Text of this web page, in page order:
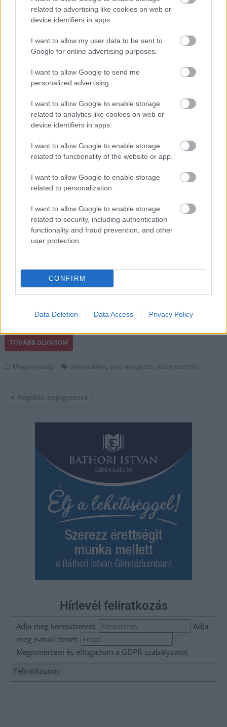
related to advertising like cookies on web or
device identifiers in apps.
I want to allow my user data to be sent to
Google for online advertising purposes.
I want to allow Google to send me
personalized advertising.
I want to allow Google to enable storage
related to analytics like cookies on web or
device identifiers in apps.
I want to allow Google to enable storage
related to functionality of the website or app.
I want to allow Google to enable storage
related to personalization.
I want to allow Google to enable storage
related to security, including authentication
functionality and fraud prevention, and other
user protection.
CONFIRM
Data Deletion Data Access Privacy Policy
Magyarország családok,
A gödi akkumulátorgyár selejtes termékeinek
feldolgozása közben súlyos veszélyeztetésnek
2023.03.07. Kiss Lajos
Ez nem egy ellenzéki
felvetés, hanem egy
használat
akkumulátorokat
feldolgozó üzemet is
annak idején
ígéretek és van a valóság. A határozatban, ami a dél-koreai
tulajdonú SungEel Hitech Hungary Kft. által az elmúlt években
elkövetett munkavédelmi vétségeket sorolja fel, olyasmik
szerepelnek, mint határértéket meghaladó légszennyezettség,
előírások sorozatos megszegése – írja az Átlátszó. A lítium-ion
akkumulátorok újrahasznosításával foglalkozó bátonyterenyei
SungEel Hitech Hungary Kft.-t a munkavédelmi hatóság 8,5
veszélyeztetettségnek tettek…
TOVÁBB OLVASOM
Magyarország akkumulátor, göd, mérgezés,veszélyeztetés
Bejegyzés
Régebbi bejegyzések
Hírlevél feliratkozás
Adja meg keresztnevét:
Adja
meg e-mail címét:
Megismertem és elfogadom a GDPR-szabályzatot